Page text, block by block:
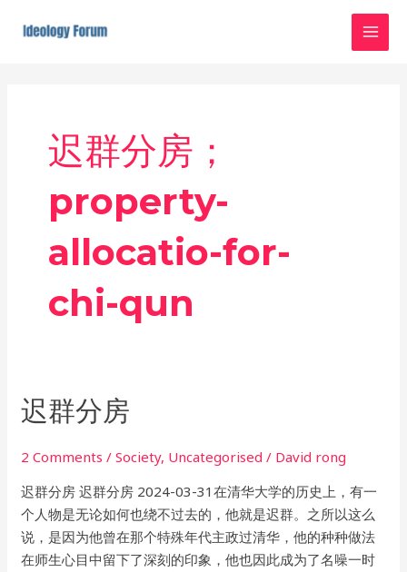
迟群分房；
property-
allocatio-for-
chi-qun
迟群分房
2 Comments /Society, Uncategorised / David rong
迟群分房 迟群分房 2024-03-31在清华⼤学的历史上，有⼀
个⼈物是⽆论如何也绕不过去的，他就是迟群。之所以这么
说，是因为他曾在那个特殊年代主政过清华，他的种种做法
在师⽣⼼⽬中留下了深刻的印象，他也因此成为了名噪⼀时
迟
群
分